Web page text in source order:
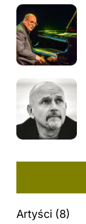
Artyści (8)